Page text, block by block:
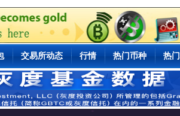
交易所动态 行情 热门币种 热